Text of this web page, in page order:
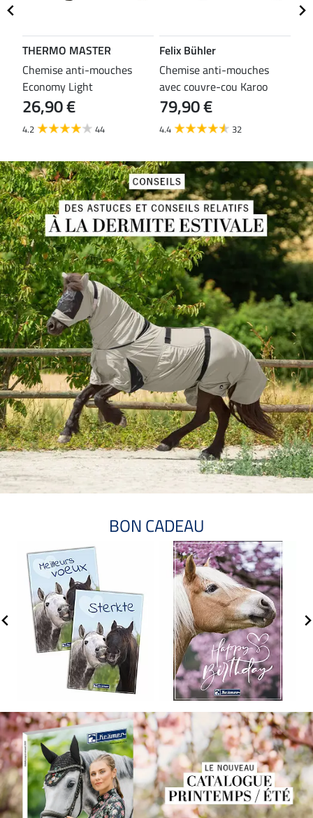
THERMO MASTER
Chemise anti-mouches
Economy Light
26,90 €
4.2 44
Felix Bühler
Chemise anti-mouches
avec couvre-cou Karoo
79,90 €
4.4 32
BON CADEAU